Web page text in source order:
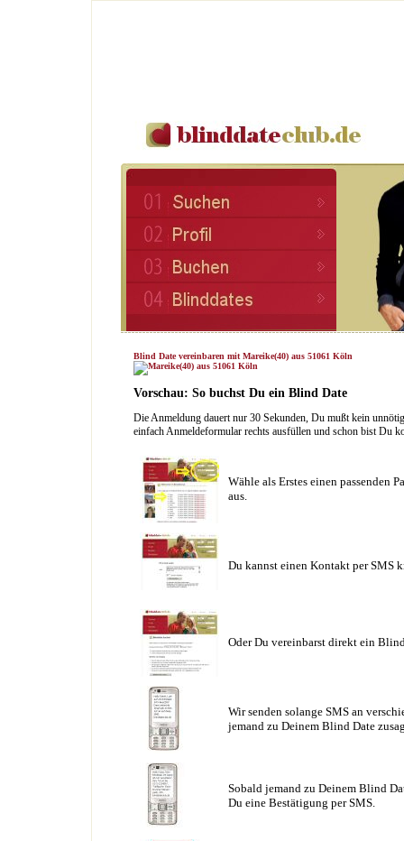
Blind Date vereinbaren mit Mareike(40) aus 51061 Köln
Vorschau: So buchst Du ein Blind Date
Die Anmeldung dauert nur 30 Sekunden, Du mußt kein
einfach Anmeldeformular rechts ausfüllen und schon bist Du
Wähle als Erstes einen passenden
aus.
Du kannst einen Kontakt per SMS
Oder Du vereinbarst direkt ein
Wir senden solange SMS an
jemand zu Deinem Blind Date
Sobald jemand zu Deinem Blind
Du eine Bestätigung per SMS.